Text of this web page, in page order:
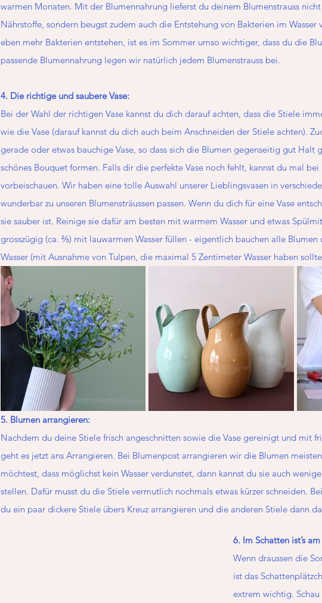
warmen Monaten. Mit der Blumennahrung lieferst du deinem Blumenstrauss
Nährstoffe, sondern beugst zudem auch die Entstehung von Bakterien im
eben mehr Bakterien entstehen, ist es im Sommer umso wichtiger, dass du die
passende Blumennahrung legen wir natürlich jedem Blumenstrauss bei.
4. Die richtige und saubere Vase:
Bei der Wahl der richtigen Vase kannst du dich darauf achten, dass die Stiele
wie die Vase (darauf kannst du dich auch beim Anschneiden der Stiele achten).
gerade oder etwas bauchige Vase, so dass sich die Blumen gegenseitig gut Halt
schönes Bouquet formen. Falls dir die perfekte Vase noch fehlt, kannst du mal bei
vorbeischauen. Wir haben eine tolle Auswahl unserer Lieblingsvasen in
wunderbar zu unseren Blumensträussen passen. Wenn du dich für eine Vase
sie sauber ist. Reinige sie dafür am besten mit warmem Wasser und etwas
grosszügig (ca. ⅔) mit lauwarmen Wasser füllen - eigentlich bauchen alle
Wasser (mit Ausnahme von Tulpen, die maximal 5 Zentimeter Wasser haben
5. Blumen arrangieren:
Nachdem du deine Stiele frisch angeschnitten sowie die Vase gereinigt und mit
geht es jetzt ans Arrangieren. Bei Blumenpost arrangieren wir die Blumen
möchtest, dass möglichst kein Wasser verdunstet, dann kannst du sie auch
stellen. Dafür musst du die Stiele vermutlich nochmals etwas kürzer schneiden.
du ein paar dickere Stiele übers Kreuz arrangieren und die anderen Stiele dann
6. Im Schatten ist’s
Wenn draussen die
ist das
extrem wichtig.